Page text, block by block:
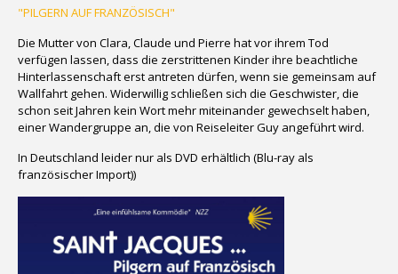
"PILGERN AUF FRANZÖSISCH"
Die Mutter von Clara, Claude und Pierre hat vor ihrem Tod
verfügen lassen, dass die zerstrittenen Kinder ihre beachtliche
Hinterlassenschaft erst antreten dürfen, wenn sie gemeinsam auf
Wallfahrt gehen. Widerwillig schließen sich die Geschwister, die
schon seit Jahren kein Wort mehr miteinander gewechselt haben,
einer Wandergruppe an, die von Reiseleiter Guy angeführt wird.
In Deutschland leider nur als DVD erhältlich (Blu-ray als
französischer Import))